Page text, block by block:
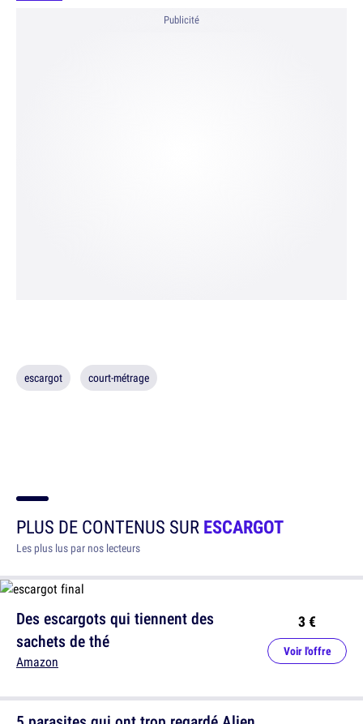
Publicité
escargot court-métrage
PLUS DE CONTENUS SURESCARGOT
Les plus lus par nos lecteurs
Des escargots qui tiennent des
sachets de thé
Amazon
3 €
Voir l'offre